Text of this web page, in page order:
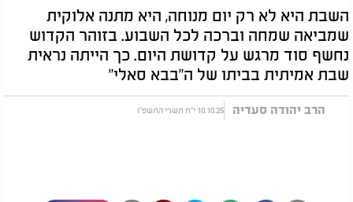
השבת היא לא רק יום מנוחה, היא מתנה אלוקית
שמביאה שמחה וברכה לכל השבוע. בזוהר הקדוש
נחשף סוד מרגש על קדושת היום. כך הייתה נראית
שבת אמיתית בביתו של ה"בבא סאלי"
הרב יהודה סעדיה 10.10.25 י"ח תשרי התשפ"ו